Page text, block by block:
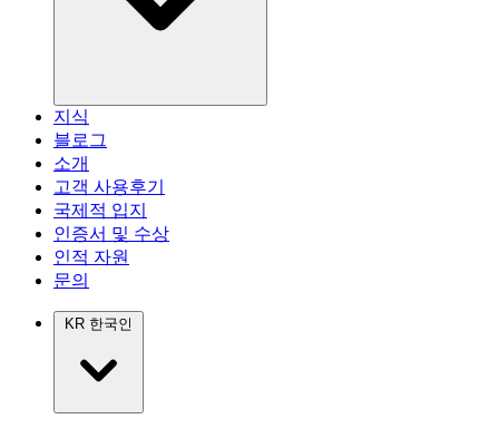
지식
블로그
소개
고객 사용후기
국제적 입지
인증서 및 수상
인적 자원
문의
KR 한국인